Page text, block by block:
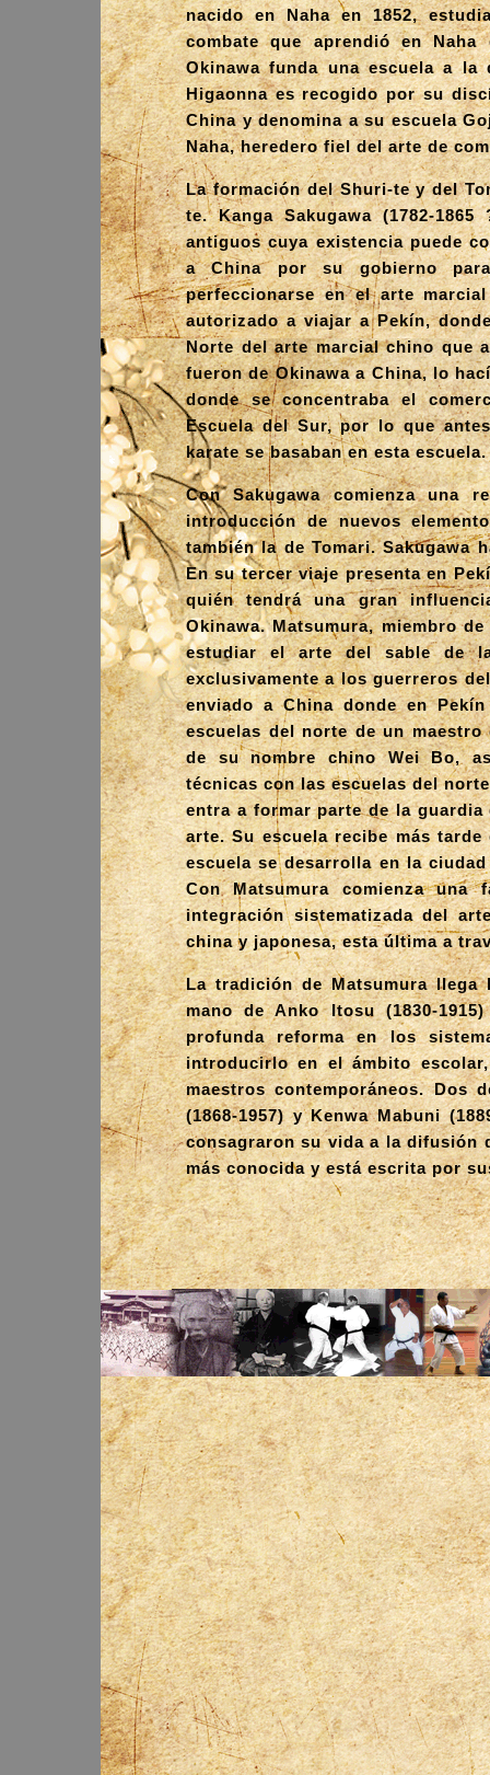
nacido en Naha en 1852,
combate que aprendió en
Okinawa funda una escuela a la
Higaonna es recogido por su
China y denomina a su escuela
Naha, heredero fiel del arte de
La formación del Shuri-te y del
te. Kanga Sakugawa (1782-
antiguos cuya existencia puede
a China por su gobierno
perfeccionarse en el arte
autorizado a viajar a Pekín,
Norte del arte marcial chino que
fueron de Okinawa a China, lo
donde se concentraba el
Escuela del Sur, por lo que
karate se basaban en esta escuela.
Con Sakugawa comienza una
introducción de nuevos
también la de Tomari. Sakugawa
En su tercer viaje presenta en
quién tendrá una gran
Okinawa. Matsumura, miembro
estudiar el arte del sable de la
exclusivamente a los guerreros
enviado a China donde en
escuelas del norte de un
de su nombre chino Wei Bo,
técnicas con las escuelas del
entra a formar parte de la
arte. Su escuela recibe más
escuela se desarrolla en la
Con Matsumura comienza
integración sistematizada del
china y japonesa, esta última a
La tradición de Matsumura llega
mano de Anko Itosu (1830-
profunda reforma en los
introducirlo en el ámbito
maestros contemporáneos. Dos
(1868-1957) y Kenwa Mabuni
consagraron su vida a la difusión
más conocida y está escrita por